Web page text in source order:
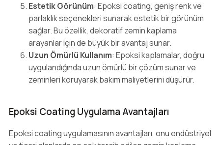
Estetik Görünüm: Epoksi coating, geniş renk ve
parlaklık seçenekleri sunarak estetik bir görünüm
sağlar. Bu özellik, dekoratif zemin kaplama
arayanlar için de büyük bir avantaj sunar.
Uzun Ömürlü Kullanım: Epoksi kaplamalar, doğru
uygulandığında uzun ömürlü bir çözüm sunar ve
zeminleri koruyarak bakım maliyetlerini düşürür.
Epoksi Coating Uygulama Avantajları
Epoksi coating uygulamasının avantajları, onu endüstriyel